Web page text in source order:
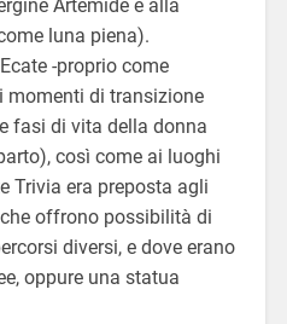
Artemide e alla
luna piena).
-proprio come
momenti di transizione
fasi di vita della donna
così come ai luoghi
Trivia era preposta agli
offrono possibilità di
diversi, e dove erano
oppure una statua